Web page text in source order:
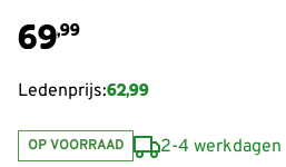
69,99
Ledenprijs:62,99
OP VOORRAAD 2-4 werkdagen